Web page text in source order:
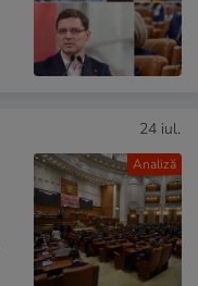
Analiză
24 iul.